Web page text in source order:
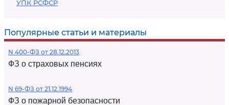
УПК РСФСР
Популярные статьи и материалы
N 400-ФЗ от 28.12.2013
ФЗ о страховых пенсиях
N 69-ФЗ от 21.12.1994
ФЗ о пожарной безопасности